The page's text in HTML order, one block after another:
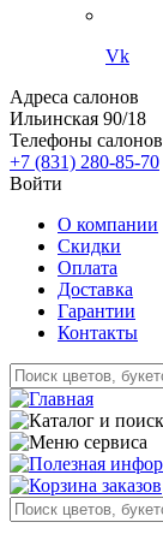
Vk
Адреса салонов
Ильинская 90/18
Телефоны салонов
+7 (831) 280-85-70
Войти
О компании
Скидки
Оплата
Доставка
Гарантии
Контакты